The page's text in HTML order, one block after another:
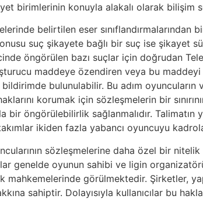
birimlerinin konuyla alakalı olarak bilişim
belirtilen eser sınıflandırmalarından
suç şikayete bağlı bir suç ise şikayet
öngörülen bazı suçlar için doğrudan
maddeye özendiren veya bu
bulunulabilir. Bu adım oyuncuların
korumak için sözleşmelerin bir
bir öngörülebilirlik sağlanmalıdır.
ikiden fazla yabancı oyuncuyu
sözleşmelerine daha özel bir nitelik
genelde oyunun sahibi ve ligin
mahkemelerinde görülmektedir. Şirketler,
sahiptir. Dolayısıyla kullanıcılar bu